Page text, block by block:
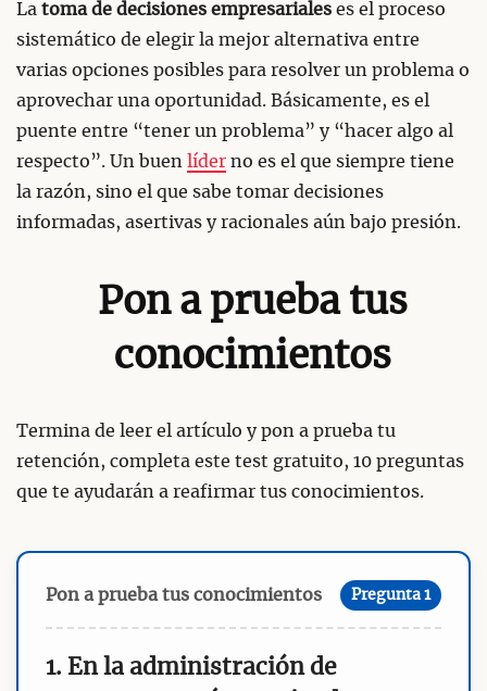
La toma de decisiones empresariales es el proceso
sistemático de elegir la mejor alternativa entre
varias opciones posibles para resolver un problema o
aprovechar una oportunidad. Básicamente, es el
puente entre “tener un problema” y “hacer algo al
respecto”. Un buen
líder no es el que siempre tiene
la razón, sino el que sabe tomar decisiones
informadas, asertivas y racionales aún bajo presión.
Pon a prueba tus
conocimientos
Termina de leer el artículo y pon a prueba tu
retención, completa este test gratuito, 10 preguntas
que te ayudarán a reafirmar tus conocimientos.
Pon a prueba tus conocimientos Pregunta 1
1. En la administración de